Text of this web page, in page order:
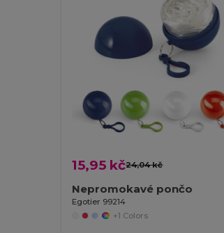
15,95 kč24,04 kč
Nepromokavé pončo
Egotier 99214
+1 Colors